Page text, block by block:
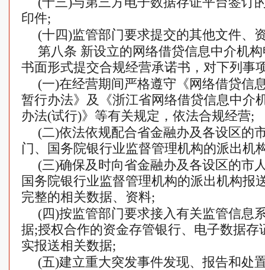
印件;
(十四)监管部门要求提交的其他文件、
第八条 新设立的网络借贷信息中介机
书面形式提交合规经营承诺书，对下列事
(一)在经营期间严格遵守《网络借贷信
暂行办法》及《浙江省网络借贷信息中介
办法(试行)》等有关规定，依法合规经营;
(二)依法依规配合省金融办及各设区的
门、国务院银行业监督管理机构的派出机
(三)确保及时向省金融办及各设区的市
国务院银行业监督管理机构的派出机构报
完整的相关数据、资料;
(四)按监管部门要求接入有关监管信息
据;授权合作的资金存管银行、电子数据存
实报送相关数据;
(五)建立重大突发事件发现、报告和处